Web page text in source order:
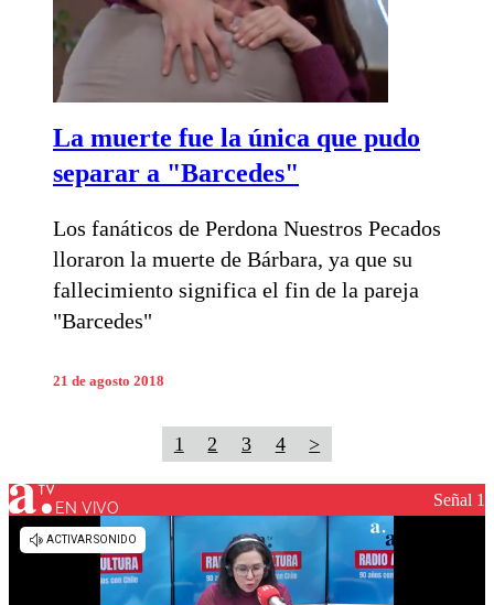
La muerte fue la única que pudo
separar a "Barcedes"
Los fanáticos de Perdona Nuestros Pecados
lloraron la muerte de Bárbara, ya que su
fallecimiento significa el fin de la pareja
"Barcedes"
21 de agosto 2018
1 2 3 4 >
EN VIVO Señal 1